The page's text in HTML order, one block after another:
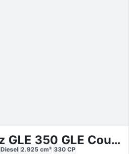
Mercedes-Benz GLE 350 GLE Coupe
Diesel 2.925 cm³ 330 CP